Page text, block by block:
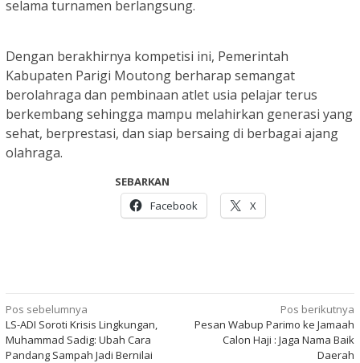
selama turnamen berlangsung.
Dengan berakhirnya kompetisi ini, Pemerintah
Kabupaten Parigi Moutong berharap semangat
berolahraga dan pembinaan atlet usia pelajar terus
berkembang sehingga mampu melahirkan generasi yang
sehat, berprestasi, dan siap bersaing di berbagai ajang
olahraga.
SEBARKAN
Facebook
X
Navigasi
pos
Pos sebelumnya
LS-ADI Soroti Krisis Lingkungan,
Muhammad Sadig: Ubah Cara
Pandang Sampah Jadi Bernilai
Pos berikutnya
Pesan Wabup Parimo ke Jamaah
Calon Haji : Jaga Nama Baik
Daerah